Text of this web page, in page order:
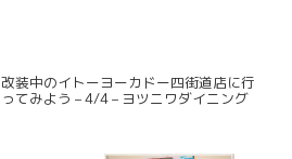
改装中のイトーヨーカドー四街道店に行
ってみよう – 4/4 – ヨツニワダイニング